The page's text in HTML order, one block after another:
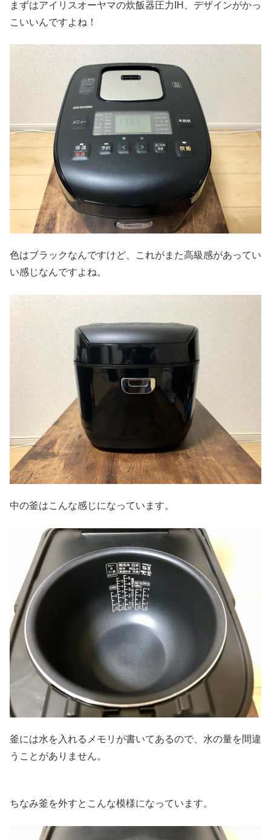
まずはアイリスオーヤマの炊飯器圧力IH、デザインがかっ
こいいんですよね！
色はブラックなんですけど、これがまた高級感があってい
い感じなんですよね。
中の釜はこんな感じになっています。
釜には水を入れるメモリが書いてあるので、水の量を間違
うことがありません。
ちなみ釜を外すとこんな模様になっています。